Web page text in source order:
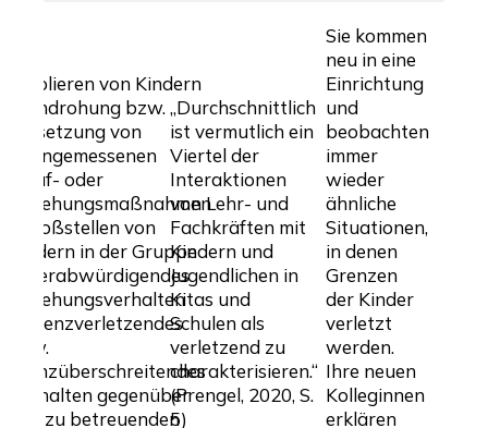
– Isolieren von Kindern
– Androhung bzw.
Umsetzung von
unangemessenen
Straf- oder
Erziehungsmaßnahmen
– Bloßstellen von
Kindern in der Gruppe
– Herabwürdigendes
Erziehungsverhalten
– Grenzverletzendes
bzw.
grenzüberschreitendes
Verhalten gegenüber
den zu betreuenden
„Durchschnittlich
ist vermutlich ein
Viertel der
Interaktionen
von Lehr- und
Fachkräften mit
Kindern und
Jugendlichen in
Kitas und
Schulen als
verletzend zu
charakterisieren.“
(Prengel, 2020, S.
5)
Sie kommen
neu in eine
Einrichtung
und
beobachten
immer
wieder
ähnliche
Situationen,
in denen
Grenzen
der Kinder
verletzt
werden.
Ihre neuen
Kolleginnen
erklären